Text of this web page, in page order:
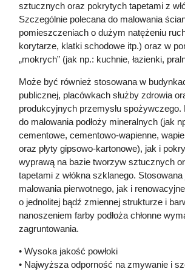
sztucznych oraz pokrytych tapetami z
Szczególnie polecana do malowania
pomieszczeniach o dużym natężeniu
korytarze, klatki schodowe itp.) oraz w
„mokrych” (jak np.: kuchnie, łazienki,
Może być również stosowana w
publicznej, placówkach służby zdrowia
produkcyjnych przemysłu spożywczego.
do malowania podłoży mineralnych (jak
cementowe, cementowo-wapienne,
oraz płyty gipsowo-kartonowe), jak i
wyprawą na bazie tworzyw sztucznych
tapetami z włókna szklanego.
malowania pierwotnego, jak i
o jednolitej bądź zmiennej strukturze i
nanoszeniem farby podłoża chłonne
zagruntowania.
• Wysoka jakość powłoki
• Najwyższa odporność na zmywanie i